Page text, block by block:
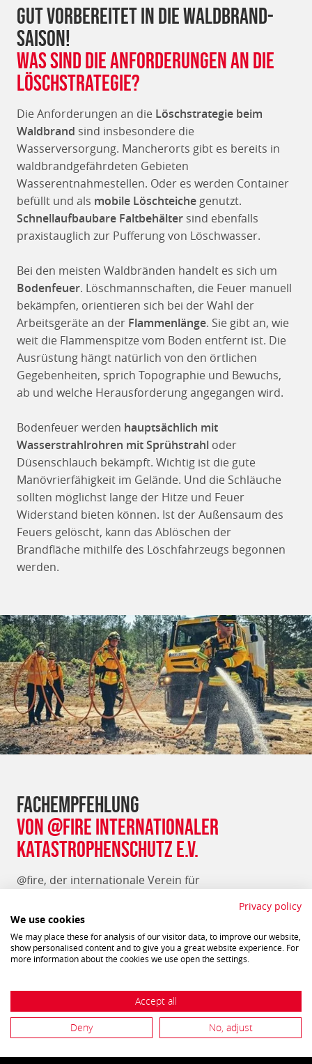
Gut vorbereitet in die Waldbrand-
Saison!
Was sind die Anforderungen an die
Löschstrategie?
Die Anforderungen an die Löschstrategie beim
Waldbrand sind insbesondere die
Wasserversorgung. Mancherorts gibt es bereits in
waldbrandgefährdeten Gebieten
Wasserentnahmestellen. Oder es werden Container
befüllt und als mobile Löschteiche genutzt.
Schnellaufbaubare Faltbehälter sind ebenfalls
praxistauglich zur Pufferung von Löschwasser.
Bei den meisten Waldbränden handelt es sich um
Bodenfeuer. Löschmannschaften, die Feuer manuell
bekämpfen, orientieren sich bei der Wahl der
Arbeitsgeräte an der Flammenlänge. Sie gibt an, wie
weit die Flammenspitze vom Boden entfernt ist. Die
Ausrüstung hängt natürlich von den örtlichen
Gegebenheiten, sprich Topographie und Bewuchs,
ab und welche Herausforderung angegangen wird.
Bodenfeuer werden hauptsächlich mit
Wasserstrahlrohren mit Sprühstrahl oder
Düsenschlauch bekämpft. Wichtig ist die gute
Manövrierfähigkeit im Gelände. Und die Schläuche
sollten möglichst lange der Hitze und Feuer
Widerstand bieten können. Ist der Außensaum des
Feuers gelöscht, kann das Ablöschen der
Brandfläche mithilfe des Löschfahrzeugs begonnen
werden.
Fachempfehlung
von @fire Internationaler
Katastrophenschutz e.V.
@fire, der internationale Verein für
Fachempfehlung für Geräte und Ausrüstung auf
Basis der Zusatzbeladung Waldbrand nach DIN
14800-18 herausgegeben. Vorgesehen sind:
2 C/D-Übergangsstück
2 Hohlstrahlrohre D (100 l/min)
1 Verteiler C/DCD
1 Wiedehopfhacke
Privacy policy
We use cookies
We may place these for analysis of our visitor data, to improve our website,
show personalised content and to give you a great website experience. For
more information about the cookies we use open the settings.
Accept all
Deny No, adjust